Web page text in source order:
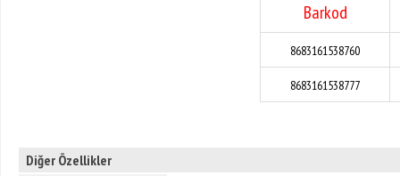
Barkod
8683161538760
8683161538777
Diğer Özellikler